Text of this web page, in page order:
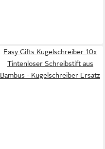
Easy Gifts Kugelschreiber 10x
Tintenloser Schreibstift aus
Bambus - Kugelschreiber Ersatz